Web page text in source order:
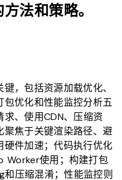
法和策略。
，包括资源加载优化、
优化和性能监控分析五
、使用CDN、压缩资
焦于关键渲染路径、避
硬件加速；代码执行优化
Worker使用；构建打包
压缩混淆；性能监控则